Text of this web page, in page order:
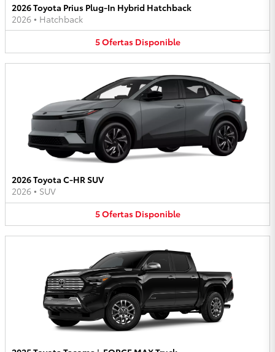
2026 Toyota Prius Plug-In Hybrid Hatchback
2026 • Hatchback
5Ofertas Disponible
2026 Toyota C-HR SUV
2026 • SUV
5Ofertas Disponible